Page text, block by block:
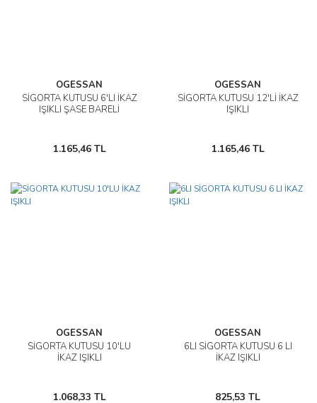
OGESSAN
SİGORTA KUTUSU 6'LI İKAZ
IŞIKLI ŞASE BARELİ
1.165,46 TL
OGESSAN
SİGORTA KUTUSU 12'Lİ İKAZ
IŞIKLI
1.165,46 TL
OGESSAN
SİGORTA KUTUSU 10'LU
İKAZ IŞIKLI
1.068,33 TL
OGESSAN
6LI SİGORTA KUTUSU 6 LI
İKAZ IŞIKLI
825,53 TL